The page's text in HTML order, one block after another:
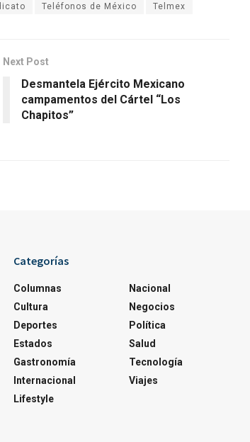
Teléfonos de México Telmex
Next Post
Desmantela Ejército Mexicano
campamentos del Cártel “Los
Chapitos”
Categorías
Columnas
Cultura
Deportes
Estados
Gastronomía
Internacional
Lifestyle
Nacional
Negocios
Política
Salud
Tecnología
Viajes